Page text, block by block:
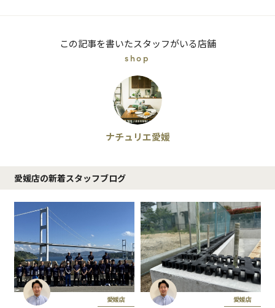
この記事を書いたスタッフがいる店舗
shop
ナチュリエ愛媛
愛媛店の新着スタッフブログ
愛媛店 愛媛店